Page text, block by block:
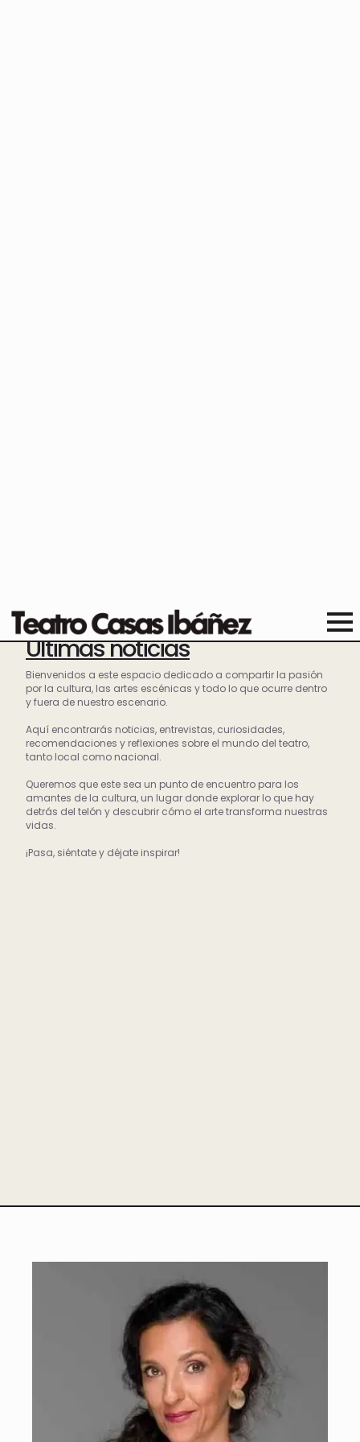
Últimas noticias
Bienvenidos a este espacio dedicado a compartir la pasión
por la cultura, las artes escénicas y todo lo que ocurre dentro
y fuera de nuestro escenario.
Aquí encontrarás noticias, entrevistas, curiosidades,
recomendaciones y reflexiones sobre el mundo del teatro,
tanto local como nacional.
Queremos que este sea un punto de encuentro para los
amantes de la cultura, un lugar donde explorar lo que hay
detrás del telón y descubrir cómo el arte transforma nuestras
vidas.
¡Pasa, siéntate y déjate inspirar!